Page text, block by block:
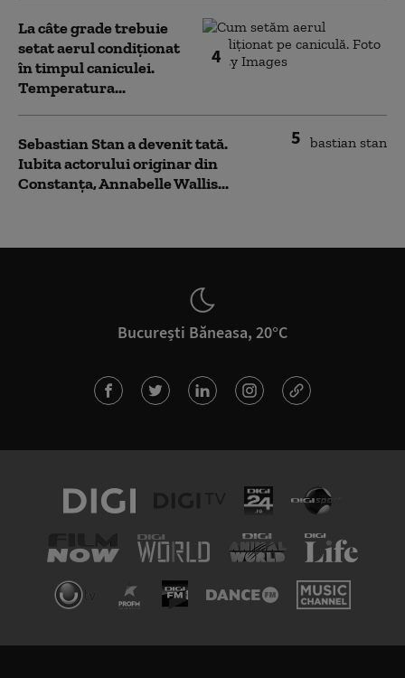
4
La câte grade trebuie
setat aerul condiționat
în timpul caniculei.
Temperatura...
5
Sebastian Stan a devenit tată.
Iubita actorului originar din
Constanța, Annabelle Wallis...
București Băneasa, 20°C